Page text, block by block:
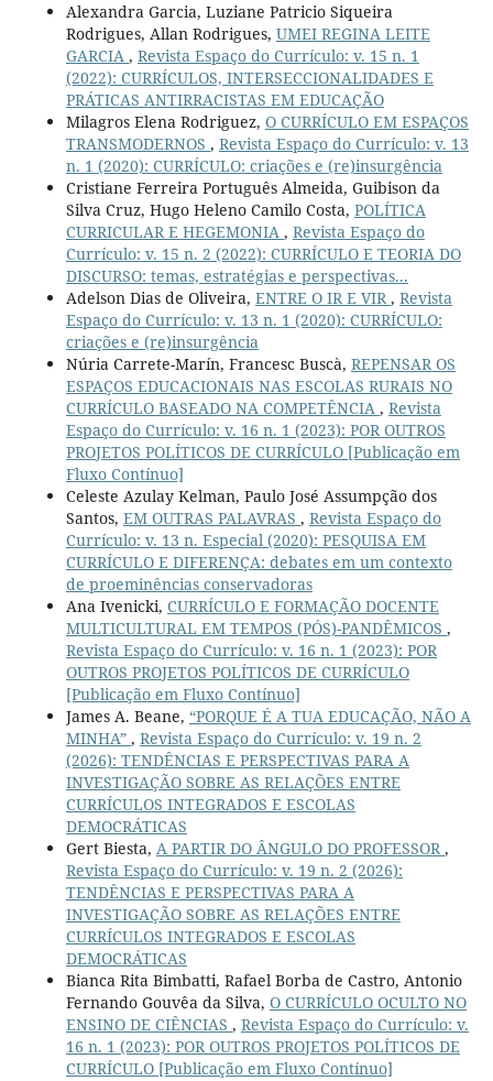
Alexandra Garcia, Luziane Patricio Siqueira
Rodrigues, Allan Rodrigues, UMEI REGINA LEITE
GARCIA , Revista Espaço do Currículo: v. 15 n. 1
(2022): CURRÍCULOS, INTERSECCIONALIDADES E
PRÁTICAS ANTIRRACISTAS EM EDUCAÇÃO
Milagros Elena Rodriguez, O CURRÍCULO EM ESPAÇOS
TRANSMODERNOS , Revista Espaço do Currículo: v. 13
n. 1 (2020): CURRÍCULO: criações e (re)insurgência
Cristiane Ferreira Português Almeida, Guibison da
Silva Cruz, Hugo Heleno Camilo Costa, POLÍTICA
CURRICULAR E HEGEMONIA , Revista Espaço do
Currículo: v. 15 n. 2 (2022): CURRÍCULO E TEORIA DO
DISCURSO: temas, estratégias e perspectivas...
Adelson Dias de Oliveira, ENTRE O IR E VIR, Revista
Espaço do Currículo: v. 13 n. 1 (2020): CURRÍCULO:
criações e (re)insurgência
Núria Carrete-Marín, Francesc Buscà, REPENSAR OS
ESPAÇOS EDUCACIONAIS NAS ESCOLAS RURAIS NO
CURRÍCULO BASEADO NA COMPETÊNCIA , Revista
Espaço do Currículo: v. 16 n. 1 (2023): POR OUTROS
PROJETOS POLÍTICOS DE CURRÍCULO [Publicação em
Fluxo Contínuo]
Celeste Azulay Kelman, Paulo José Assumpção dos
Santos, EM OUTRAS PALAVRAS , Revista Espaço do
Currículo: v. 13 n. Especial (2020): PESQUISA EM
CURRÍCULO E DIFERENÇA: debates em um contexto
de proeminências conservadoras
Ana Ivenicki, CURRÍCULO E FORMAÇÃO DOCENTE
MULTICULTURAL EM TEMPOS (PÓS)-PANDÊMICOS ,
Revista Espaço do Currículo: v. 16 n. 1 (2023): POR
OUTROS PROJETOS POLÍTICOS DE CURRÍCULO
[Publicação em Fluxo Contínuo]
James A. Beane, “PORQUE É A TUA EDUCAÇÃO, NÃO A
MINHA” , Revista Espaço do Currículo: v. 19 n. 2
(2026): TENDÊNCIAS E PERSPECTIVAS PARA A
INVESTIGAÇÃO SOBRE AS RELAÇÕES ENTRE
CURRÍCULOS INTEGRADOS E ESCOLAS
DEMOCRÁTICAS
Gert Biesta, A PARTIR DO ÂNGULO DO PROFESSOR,
Revista Espaço do Currículo: v. 19 n. 2 (2026):
TENDÊNCIAS E PERSPECTIVAS PARA A
INVESTIGAÇÃO SOBRE AS RELAÇÕES ENTRE
CURRÍCULOS INTEGRADOS E ESCOLAS
DEMOCRÁTICAS
Bianca Rita Bimbatti, Rafael Borba de Castro, Antonio
Fernando Gouvêa da Silva, O CURRÍCULO OCULTO NO
ENSINO DE CIÊNCIAS , Revista Espaço do Currículo: v.
16 n. 1 (2023): POR OUTROS PROJETOS POLÍTICOS DE
CURRÍCULO [Publicação em Fluxo Contínuo]